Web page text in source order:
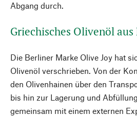
Abgang durch.
Griechisches Olivenöl
Die Berliner Marke Olive Joy hat
Olivenöl verschrieben. Von der
den Olivenhainen über den
bis hin zur Lagerung und
gemeinsam mit einem externen